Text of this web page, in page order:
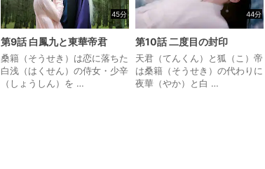
45分
第9話 白鳳九と東華帝君
桑籍（そうせき）は恋に落ちた
白浅（はくせん）の侍女・少辛
（しょうしん）を …
44分
第10話 二度目の封印
天君（てんくん）と狐（こ）帝
は桑籍（そうせき）の代わりに
夜華（やか）と白 …